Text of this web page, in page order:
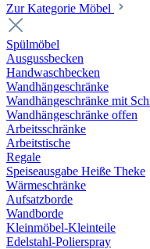
Zur Kategorie Möbel
Spülmöbel
Ausgussbecken
Handwaschbecken
Wandhängeschränke
Wandhängeschränke mit
Wandhängeschränke offen
Arbeitsschränke
Arbeitstische
Regale
Speiseausgabe Heiße Theke
Wärmeschränke
Aufsatzborde
Wandborde
Kleinmöbel-Kleinteile
Edelstahl-Polierspray